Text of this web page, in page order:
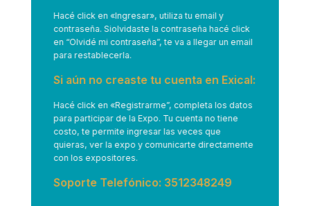
Hacé click en «Ingresar», utiliza tu email y
contraseña. Siolvidaste la contraseña hacé click
en “Olvidé mi contraseña”, te va a llegar un email
para restablecerla.
Si aún no creaste tu cuenta en Exical:
Hacé click en «Registrarme”, completa los datos
para participar de la Expo. Tu cuenta no tiene
costo, te permite ingresar las veces que
quieras, ver la expo y comunicarte directamente
con los expositores.
Soporte Telefónico: 3512348249